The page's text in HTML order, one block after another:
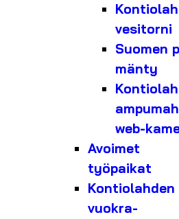
vesitorni
Suomen
mänty
web-
Avoimet
työpaikat
Kontiolahden
vuokra-